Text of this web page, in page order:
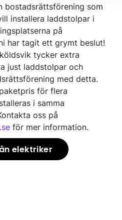
bostadsrättsförening som
installera laddstolpar i
på
har tagit ett grymt beslut!
tycker extra
just laddstolpar och
med detta.
för flera
i samma
oss på
för mer information.
elektriker